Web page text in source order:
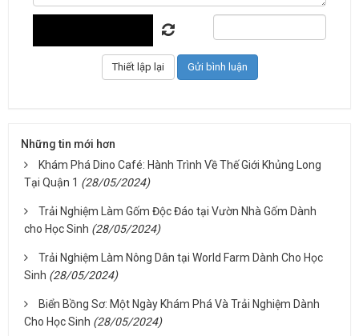
Những tin mới hơn
Khám Phá Dino Café: Hành Trình Về Thế Giới Khủng Long
Tại Quận 1 (28/05/2024)
Trải Nghiệm Làm Gốm Độc Đáo tại Vườn Nhà Gốm Dành
cho Học Sinh (28/05/2024)
Trải Nghiệm Làm Nông Dân tại World Farm Dành Cho Học
Sinh (28/05/2024)
Biển Bồng Sơ: Một Ngày Khám Phá Và Trải Nghiệm Dành
Cho Học Sinh (28/05/2024)